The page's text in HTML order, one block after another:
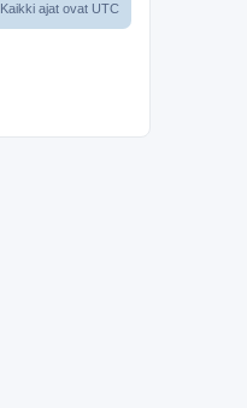
Kaikki ajat ovat UTC